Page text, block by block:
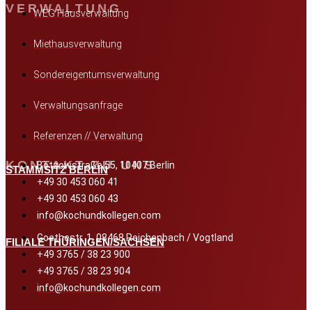
VERWALTUNG
WEG Hausverwaltung
Miethausverwaltung
Sondereigentumsverwaltung
Verwaltungsanfrage
Referenzen // Verwaltung
KONTAKT ZU UNS
STAMMSITZ BERLIN
Bötzowstraße 55, 10407 Berlin
+49 30 453 060 41
+49 30 453 060 43
info@kochundkollegen.com
FILIALE THÜRINGEN/SACHSEN
Goethestr. 1, 08468 Reichenbach / Vogtland
+49 3765 / 38 23 900
+49 3765 / 38 23 904
info@kochundkollegen.com